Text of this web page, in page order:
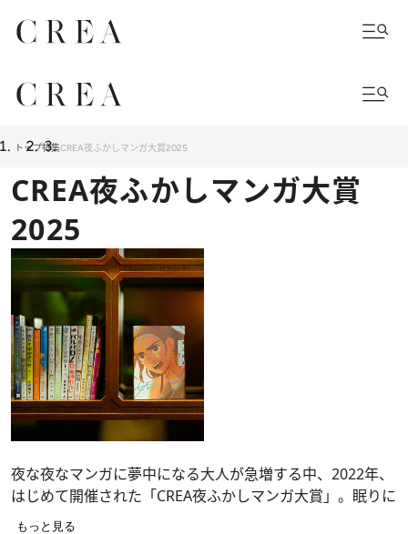
トップ特集CREA夜ふかしマンガ大賞2025
CREA夜ふかしマンガ大賞
2025
夜な夜なマンガに夢中になる大人が急増する中、2022年、
はじめて開催された「CREA夜ふかしマンガ大賞」。眠りに
つく前の自分だけのひととき、ページをめくるたびに癒さ
もっと見る